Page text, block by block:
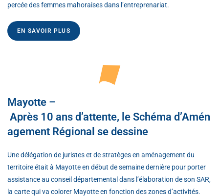
percée des femmes mahoraises dans l’entreprenariat.
EN SAVOIR PLUS
Mayotte –
Après 10 ans d’attente, le Schéma d’Amén
agement Régional se dessine
Une délégation de juristes et de stratèges en aménagement du
territoire était à Mayotte en début de semaine dernière pour porter
assistance au conseil départemental dans l’élaboration de son SAR,
la carte qui va colorer Mayotte en fonction des zones d’activités.